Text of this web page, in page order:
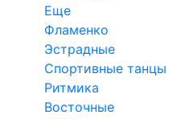
Еще
Фламенко
Эстрадные
Спортивные танцы
Ритмика
Восточные